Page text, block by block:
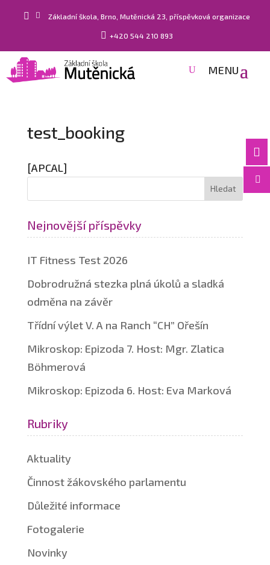
  Základní škola, Brno, Mutěnická 23, příspěvková organizace
 +420 544 210 893


test_booking
[APCAL]
Nejnovější příspěvky
IT Fitness Test 2026
Dobrodružná stezka plná úkolů a sladká
odměna na závěr
Třídní výlet V. A na Ranch “CH” Ořešín
Mikroskop: Epizoda 7. Host: Mgr. Zlatica
Böhmerová
Mikroskop: Epizoda 6. Host: Eva Marková
Rubriky
Aktuality
Činnost žákovského parlamentu
Důležité informace
Fotogalerie
Novinky